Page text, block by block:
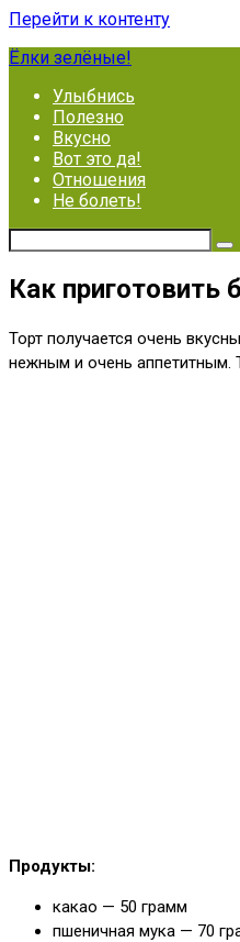
Перейти к контенту
Ёлки зелёные!
Улыбнись
Полезно
Вкусно
Вот это да!
Отношения
Не болеть!
Как
Торт получается очень
нежным и очень аппетитным.
Продукты:
какао — 50 грамм
пшеничная мука — 70